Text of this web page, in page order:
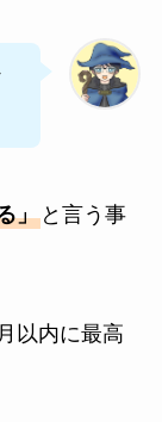
」と言う事
以内に最高